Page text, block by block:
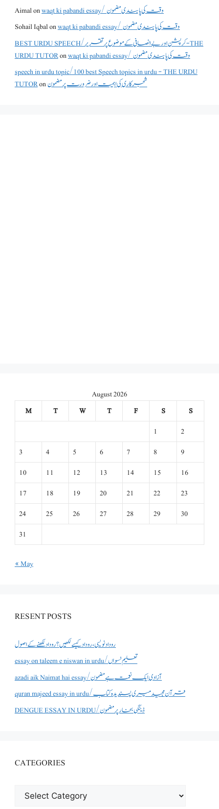
Aimalon
waqt ki pabandi essay/ وقت کی پابندی مضمون
Sohail Iqbalon
waqt ki pabandi essay/ وقت کی پابندی مضمون
BEST URDU SPEECH/کرپشن اور بے انصافی کے موضوع پر تقریر - THE
URDU TUTORon
waqt ki pabandi essay/ وقت کی پابندی مضمون
speech in urdu topic/100 best Speech topics in urdu - THE URDU
TUTORonشجرکاری کی اہمیت اور ضرورت پر مضمون
August 2026
M
T W T F S
S
1
2
3
4 5 6 7 8
9
10
11 12 13 14 15
16
17
18 19 20 21 22
23
24
25 26 27 28 29
30
31
« May
RESENT POSTS
روداد نویسی ،روداد کیسے لکھیں؟ روداد لکھنے کے اصول
essay on taleem e niswan in urdu/تعلیم نسواں
azadi aik Naimat hai essay/آزادی ایک نعمت ہے مضمون
quran majeed essay in urdu/قرآن مجید میری پسندیدہ کتاب
DENGUE ESSAY IN URDU/ڈینگی بخار پر مضمون
CATEGORIES
CATEGORIES